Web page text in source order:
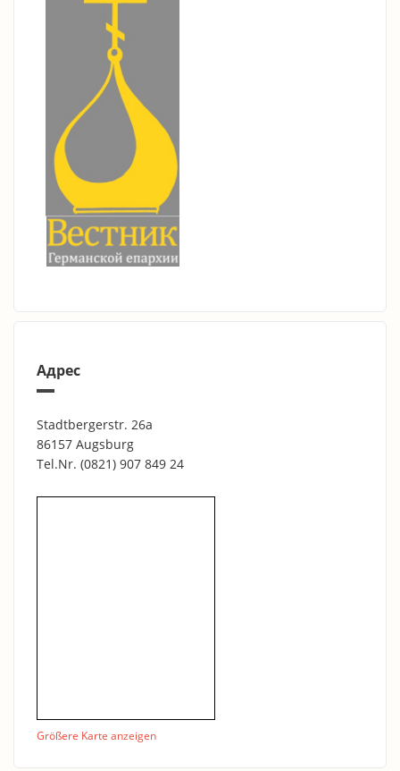
Адрес
Stadtbergerstr. 26a
86157 Augsburg
Tel.Nr. (0821) 907 849 24
Größere Karte anzeigen